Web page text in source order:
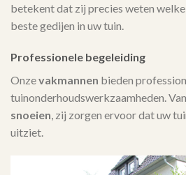
betekent dat zij precies weten
beste gedijen in uw tuin.
Professionele begeleiding
Onzevakmannen bieden
tuinonderhoudswerkzaamheden. Van
snoeien, zij zorgen ervoor dat uw
uitziet.